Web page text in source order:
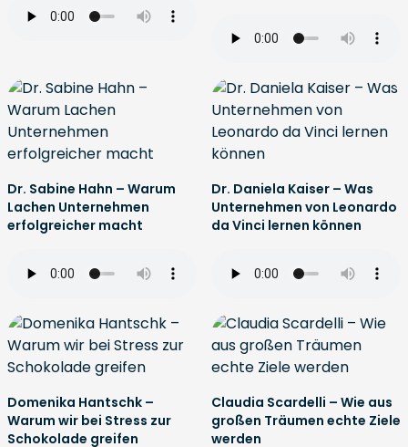
Dr. Sabine Hahn – Warum
Lachen Unternehmen
erfolgreicher macht
Dr. Daniela Kaiser – Was
Unternehmen von Leonardo
da Vinci lernen können
Domenika Hantschk –
Warum wir bei Stress zur
Schokolade greifen
Claudia Scardelli – Wie aus
großen Träumen echte Ziele
werden